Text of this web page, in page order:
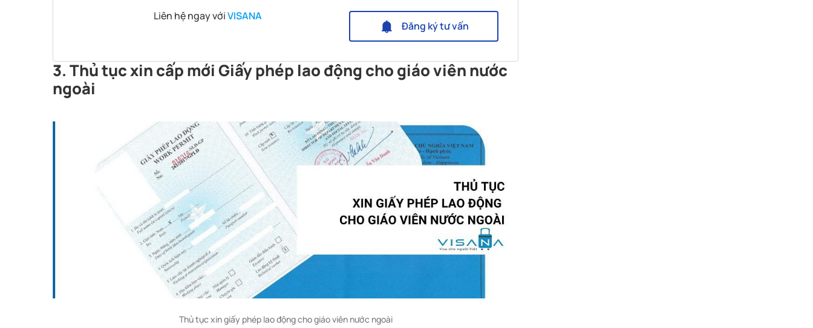
Liên hệ ngay vớiVISANA
Đăng ký tư vấn
3. Thủ tục xin cấp mới Giấy phép lao động cho giáo viên nước
ngoài
Thủ tục xin giấy phép lao động cho giáo viên nước ngoài